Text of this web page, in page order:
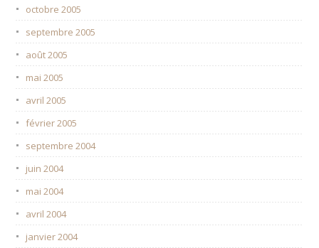
octobre 2005
septembre 2005
août 2005
mai 2005
avril 2005
février 2005
septembre 2004
juin 2004
mai 2004
avril 2004
janvier 2004